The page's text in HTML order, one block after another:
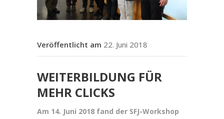
22. Juni 2018
WEITERBILDUNG FÜR
MEHR CLICKS
Am 14. Juni 2018 fand der SFJ-Workshop